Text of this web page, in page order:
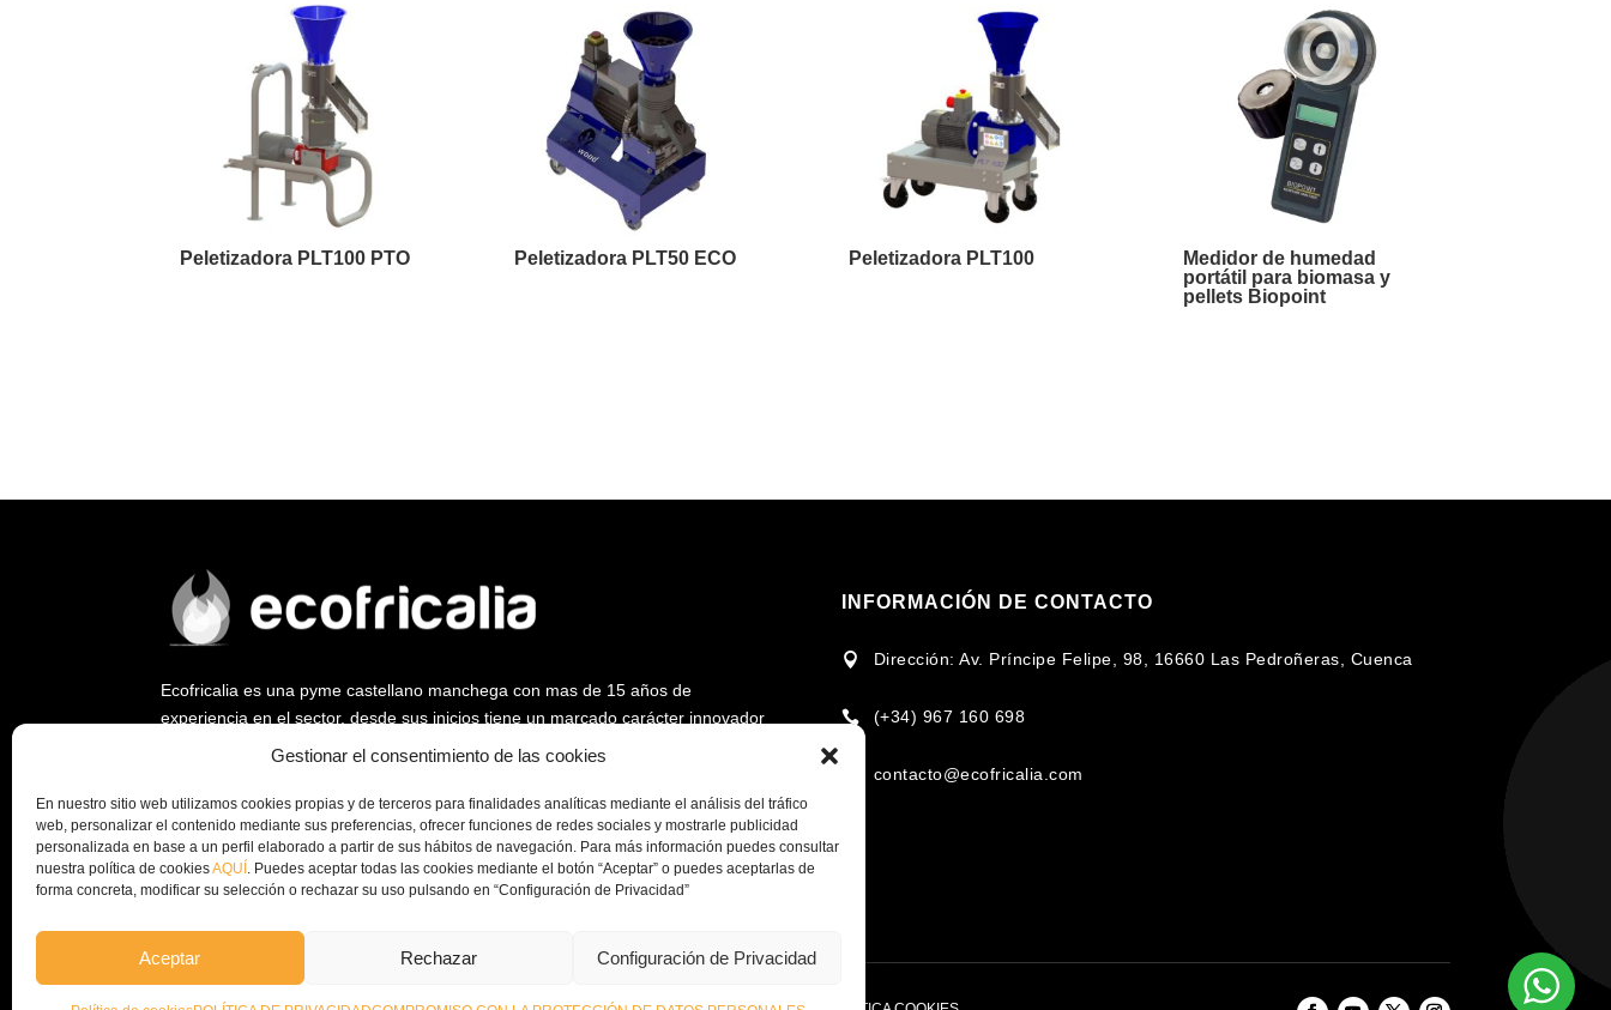
Gestionar el consentimiento de las cookies
En nuestro sitio web utilizamos cookies propias y de terceros para finalidades analíticas mediante el análisis del tráfico
web, personalizar el contenido mediante sus preferencias, ofrecer funciones de redes sociales y mostrarle publicidad
personalizada en base a un perfil elaborado a partir de sus hábitos de navegación. Para más información puedes consultar
nuestra política de cookiesAQUÍ . Puedes aceptar todas las cookies mediante el botón “Aceptar” o puedes aceptarlas de
forma concreta, modificar su selección o rechazar su uso pulsando en “Configuración de Privacidad”
Aceptar Rechazar Configuración de Privacidad
Peletizadora PLT100 PTO Peletizadora PLT50 ECO Peletizadora PLT100
Medidor de humedad
portátil para biomasa y
pellets Biopoint
Ecofricalia es una pyme castellano manchega con mas de 15 años de
experiencia en el sector, desde sus inicios tiene un marcado carácter innovador
ya que fue empresa pionera en abrir un nuevo mercado en torno al uso de la
Desde Ecofricalia, seguimos trabajando a nivel nacional e internacional en la
instalación de plantas de peletizado y equipos complementarios, para fomentar
la economía circular y el aprovechamiento de los recursos de cada zona y/o
empresa.
INFORMACIÓN DE CONTACTO
 Dirección: Av. Príncipe Felipe, 98, 16660 Las Pedroñeras, Cuenca
 (+34) 967 160 698
contacto@ecofricalia.com